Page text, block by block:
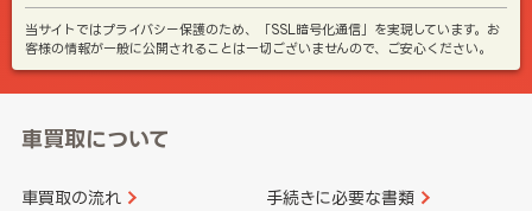
当サイトではプライバシー保護のため、「SSL暗号化通信」を実現しています。お
客様の情報が一般に公開されることは一切ございませんので、ご安心ください。
車買取について
車買取の流れ 手続きに必要な書類